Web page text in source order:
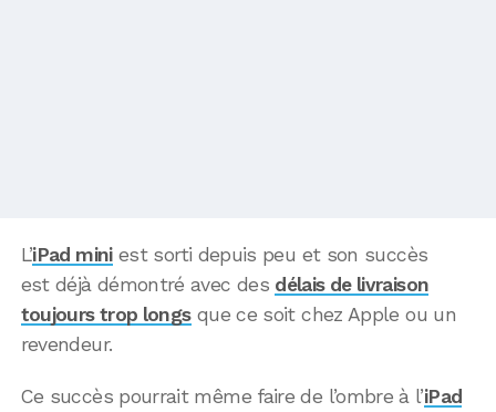
L’iPad miniest sorti depuis peu et son succès
est déjà démontré avec des délais de livraison
toujours trop longsque ce soit chez Apple ou un
revendeur.
Ce succès pourrait même faire de l’ombre à l’iPad